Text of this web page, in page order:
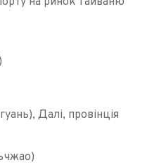
Далі, провінція